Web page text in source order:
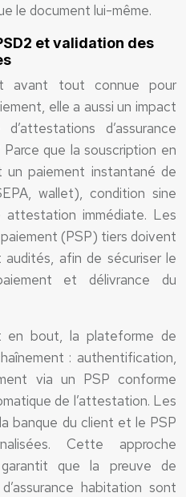
le document lui-même.
et validation des
avant tout connue pour
elle a aussi un impact
d’assurance
que la souscription en
un paiement instantané de
wallet), condition sine
attestation immédiate. Les
(PSP) tiers doivent
afin de sécuriser le
et délivrance du
en bout, la plateforme de
: authentification,
via un PSP conforme
de l’attestation. Les
banque du client et le PSP
Cette approche
que la preuve de
habitation sont